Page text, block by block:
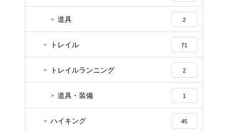
道具 2
トレイル 71
トレイルランニング 2
道具・装備 1
ハイキング 45